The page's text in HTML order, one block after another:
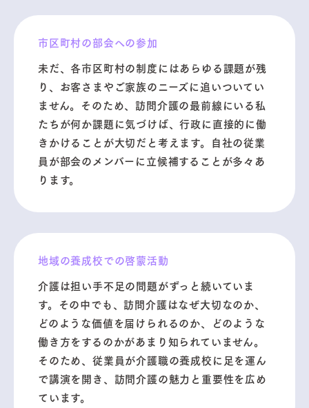
市区町村の部会への参加
未だ、各市区町村の制度にはあらゆる課題が残
り、お客さまやご家族のニーズに追いついてい
ません。そのため、訪問介護の最前線にいる私
たちが何か課題に気づけば、行政に直接的に働
きかけることが大切だと考えます。自社の従業
員が部会のメンバーに立候補することが多々あ
ります。
地域の養成校での啓蒙活動
介護は担い手不足の問題がずっと続いていま
す。その中でも、訪問介護はなぜ大切なのか、
どのような価値を届けられるのか、どのような
働き方をするのかがあまり知られていません。
そのため、従業員が介護職の養成校に足を運ん
で講演を開き、訪問介護の魅力と重要性を広め
ています。